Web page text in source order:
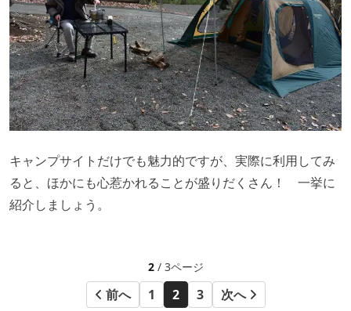
キャンプサイトだけでも魅力的ですが、実際に利用してみ
ると、ほかにも心惹かれることが盛りだくさん！ 一挙に
紹介しましょう。
2/ 3ページ
前へ 1 2 3 次へ